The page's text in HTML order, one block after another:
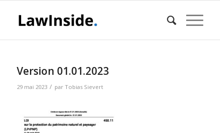
Version 01.01.2023
29 mai 2023 / par Tobias Sievert